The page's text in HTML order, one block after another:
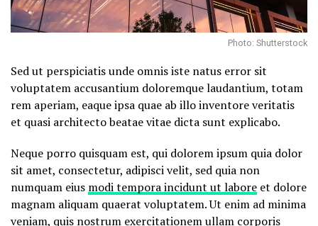
Photo: Shutterstock
Sed ut perspiciatis unde omnis iste natus error sit
voluptatem accusantium doloremque laudantium, totam
rem aperiam, eaque ipsa quae ab illo inventore veritatis
et quasi architecto beatae vitae dicta sunt explicabo.
Neque porro quisquam est, qui dolorem ipsum quia dolor
sit amet, consectetur, adipisci velit, sed quia non
numquam eius modi tempora incidunt ut labore et dolore
magnam aliquam quaerat voluptatem. Ut enim ad minima
veniam, quis nostrum exercitationem ullam corporis